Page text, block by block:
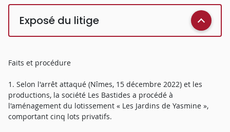
Exposé du litige
Faits et procédure
1. Selon l'arrêt attaqué (Nîmes, 15 décembre 2022) et les
productions, la société Les Bastides a procédé à
l'aménagement du lotissement « Les Jardins de Yasmine »,
comportant cinq lots privatifs.